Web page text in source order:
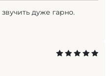
дуже гарно.